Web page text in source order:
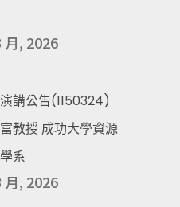
月, 2026
講公告(1150324)
教授 成功大學資源
系
月, 2026